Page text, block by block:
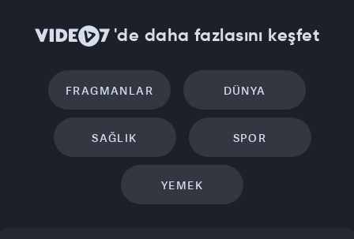
'de daha fazlasını keşfet
FRAGMANLAR DÜNYA
SAĞLIK SPOR
YEMEK